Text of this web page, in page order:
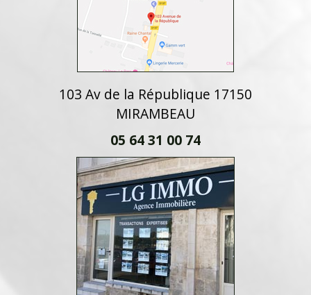
103 Av de la République 17150
MIRAMBEAU
05 64 31 00 74